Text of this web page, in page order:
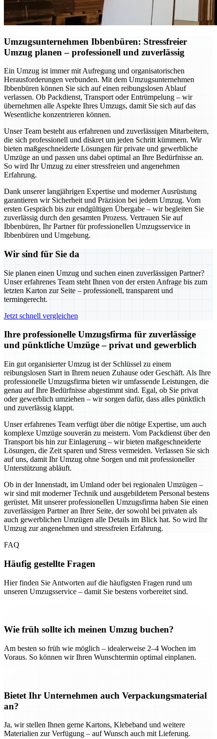
Umzugsunternehmen Ibbenbüren: Stressfreier
Umzug planen – professionell und zuverlässig
Ein Umzug ist immer mit Aufregung und organisatorischen
Herausforderungen verbunden. Mit dem Umzugsunternehmen
Ibbenbüren können Sie sich auf einen reibungslosen Ablauf
verlassen. Ob Packdienst, Transport oder Entrümpelung – wir
übernehmen alle Aspekte Ihres Umzugs, damit Sie sich auf das
Wesentliche konzentrieren können.
Unser Team besteht aus erfahrenen und zuverlässigen Mitarbeitern,
die sich professionell und diskret um jeden Schritt kümmern. Wir
bieten maßgeschneiderte Lösungen für private und gewerbliche
Umzüge an und passen uns dabei optimal an Ihre Bedürfnisse an.
So wird Ihr Umzug zu einer stressfreien und angenehmen
Erfahrung.
Dank unserer langjährigen Expertise und moderner Ausrüstung
garantieren wir Sicherheit und Präzision bei jedem Umzug. Vom
ersten Gespräch bis zur endgültigen Übergabe – wir begleiten Sie
zuverlässig durch den gesamten Prozess. Vertrauen Sie auf
Ibbenbüren, Ihr Partner für professionellen Umzugsservice in
Ibbenbüren und Umgebung.
Wir sind für Sie da
Sie planen einen Umzug und suchen einen zuverlässigen Partner?
Unser erfahrenes Team steht Ihnen von der ersten Anfrage bis zum
letzten Karton zur Seite – professionell, transparent und
termingerecht.
Jetzt schnell vergleichen
Ihre professionelle Umzugsfirma für zuverlässige
und pünktliche Umzüge – privat und gewerblich
Ein gut organisierter Umzug ist der Schlüssel zu einem
reibungslosen Start in Ihrem neuen Zuhause oder Geschäft. Als Ihre
professionelle Umzugsfirma bieten wir umfassende Leistungen, die
genau auf Ihre Bedürfnisse abgestimmt sind. Egal, ob Sie privat
oder gewerblich umziehen – wir sorgen dafür, dass alles pünktlich
und zuverlässig klappt.
Unser erfahrenes Team verfügt über die nötige Expertise, um auch
komplexe Umzüge souverän zu meistern. Vom Packdienst über den
Transport bis hin zur Einlagerung – wir bieten maßgeschneiderte
Lösungen, die Zeit sparen und Stress vermeiden. Verlassen Sie sich
auf uns, damit Ihr Umzug ohne Sorgen und mit professioneller
Unterstützung abläuft.
Ob in der Innenstadt, im Umland oder bei regionalen Umzügen –
wir sind mit moderner Technik und ausgebildetem Personal bestens
gerüstet. Mit unserer professionellen Umzugsfirma haben Sie einen
zuverlässigen Partner an Ihrer Seite, der sowohl bei privaten als
auch gewerblichen Umzügen alle Details im Blick hat. So wird Ihr
Umzug zur angenehmen und stressfreien Erfahrung.
FAQ
Häufig gestellte Fragen
Hier finden Sie Antworten auf die häufigsten Fragen rund um
unseren Umzugsservice – damit Sie bestens vorbereitet sind.
Wie früh sollte ich meinen Umzug buchen?
Am besten so früh wie möglich – idealerweise 2–4 Wochen im
Voraus. So können wir Ihren Wunschtermin optimal einplanen.
Bietet Ihr Unternehmen auch Verpackungsmaterial
an?
Ja, wir stellen Ihnen gerne Kartons, Klebeband und weitere
Materialien zur Verfügung – auf Wunsch auch mit Lieferung.